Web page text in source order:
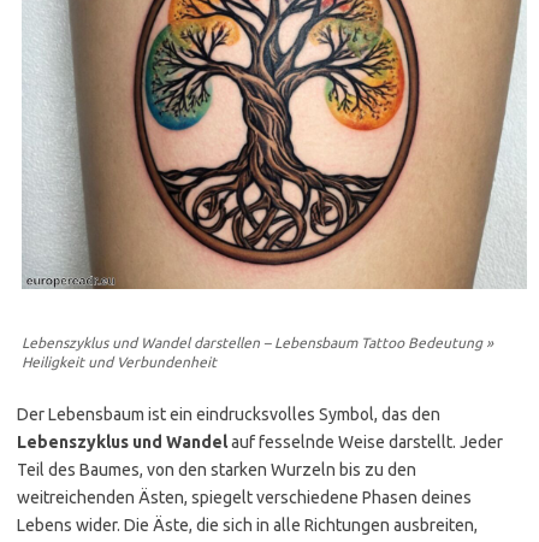
Lebenszyklus und Wandel darstellen – Lebensbaum Tattoo Bedeutung »
Heiligkeit und Verbundenheit
Der Lebensbaum ist ein eindrucksvolles Symbol, das den
Lebenszyklus und Wandelauf fesselnde Weise darstellt. Jeder
Teil des Baumes, von den starken Wurzeln bis zu den
weitreichenden Ästen, spiegelt verschiedene Phasen deines
Lebens wider. Die Äste, die sich in alle Richtungen ausbreiten,